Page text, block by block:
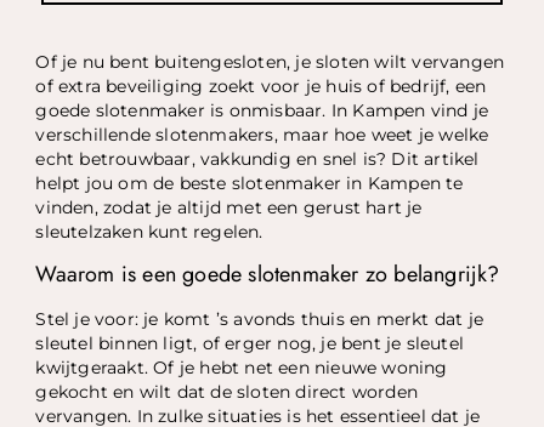
Of je nu bent buitengesloten, je sloten wilt vervangen
of extra beveiliging zoekt voor je huis of bedrijf, een
goede slotenmaker is onmisbaar. In Kampen vind je
verschillende slotenmakers, maar hoe weet je welke
echt betrouwbaar, vakkundig en snel is? Dit artikel
helpt jou om de beste slotenmaker in Kampen te
vinden, zodat je altijd met een gerust hart je
sleutelzaken kunt regelen.
Waarom is een goede slotenmaker zo belangrijk?
Stel je voor: je komt ’s avonds thuis en merkt dat je
sleutel binnen ligt, of erger nog, je bent je sleutel
kwijtgeraakt. Of je hebt net een nieuwe woning
gekocht en wilt dat de sloten direct worden
vervangen. In zulke situaties is het essentieel dat je